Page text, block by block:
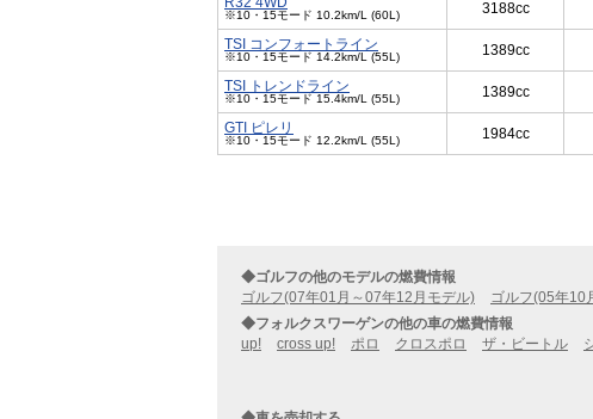
※10・15モード 10.2km/L (60L) 3188cc
TSI コンフォートライン
※10・15モード 14.2km/L (55L) 1389cc
TSI トレンドライン
※10・15モード 15.4km/L (55L) 1389cc
GTI ピレリ
※10・15モード 12.2km/L (55L) 1984cc
◆ゴルフの他のモデルの燃費情報
ゴルフ(07年01月～07年12月モデル)
ゴルフ(05年10
◆フォルクスワーゲンの他の車の燃費情報
up!
cross up! ポロ クロスポロ ザ・ビートル